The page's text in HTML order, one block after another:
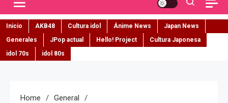
Inicio AKB48 Cultura idol Ánime News
Japan News
Generales
JPop actual Hello! Project
Cultura Japonesa
idol 70s
idol 80s
Home
General